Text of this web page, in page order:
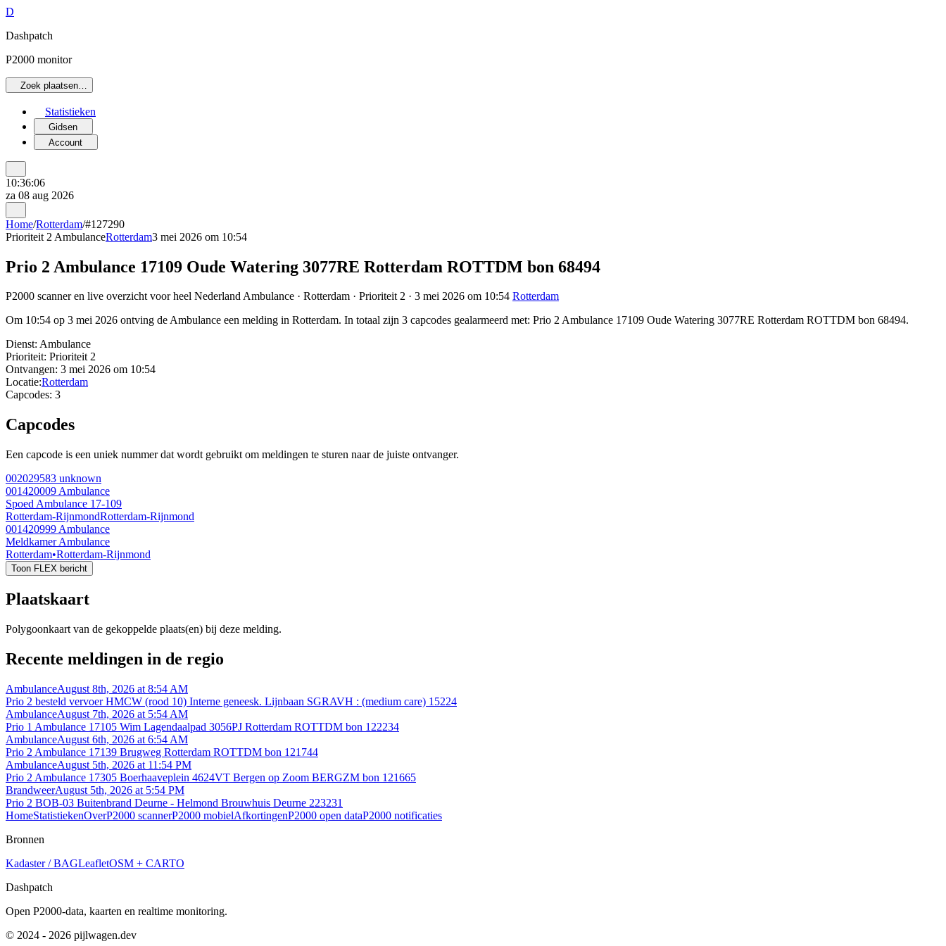
D
Dashpatch
P2000 monitor
Zoek plaatsen…
Statistieken
Gidsen
Account
10:36:06
za 08 aug 2026
Home/Rotterdam/#127290
Prioriteit 2 AmbulanceRotterdam3 mei 2026 om 10:54
Prio 2 Ambulance 17109 Oude Watering 3077RE Rotterdam ROTTDM bon 68494
P2000 scanner en live overzicht voor heel Nederland Ambulance · Rotterdam · Prioriteit 2 · 3 mei 2026 om 10:54 Rotterdam
Om 10:54 op 3 mei 2026 ontving de Ambulance een melding in Rotterdam. In totaal zijn 3 capcodes gealarmeerd met: Prio 2 Ambulance 17109 Oude Watering 3077RE Rotterdam ROTTDM bon 68494.
Dienst: Ambulance
Prioriteit: Prioriteit 2
Ontvangen: 3 mei 2026 om 10:54
Locatie:Rotterdam
Capcodes: 3
Capcodes
Een capcode is een uniek nummer dat wordt gebruikt om meldingen te sturen naar de juiste ontvanger.
002029583 unknown
001420009 Ambulance
Spoed Ambulance 17-109
Rotterdam-RijnmondRotterdam-Rijnmond
001420999 Ambulance
Meldkamer Ambulance
Rotterdam•Rotterdam-Rijnmond
Toon FLEX bericht
Plaatskaart
Polygoonkaart van de gekoppelde plaats(en) bij deze melding.
Recente meldingen in de regio
AmbulanceAugust 8th, 2026 at 8:54 AM
Prio 2 besteld vervoer HMCW (rood 10) Interne geneesk. Lijnbaan SGRAVH : (medium care) 15224
AmbulanceAugust 7th, 2026 at 5:54 AM
Prio 1 Ambulance 17105 Wim Lagendaalpad 3056PJ Rotterdam ROTTDM bon 122234
AmbulanceAugust 6th, 2026 at 6:54 AM
Prio 2 Ambulance 17139 Brugweg Rotterdam ROTTDM bon 121744
AmbulanceAugust 5th, 2026 at 11:54 PM
Prio 2 Ambulance 17305 Boerhaaveplein 4624VT Bergen op Zoom BERGZM bon 121665
BrandweerAugust 5th, 2026 at 5:54 PM
Prio 2 BOB-03 Buitenbrand Deurne - Helmond Brouwhuis Deurne 223231
HomeStatistiekenOverP2000 scannerP2000 mobielAfkortingenP2000 open dataP2000 notificaties
Bronnen
Kadaster / BAGLeafletOSM + CARTO
Dashpatch
Open P2000-data, kaarten en realtime monitoring.
© 2024 - 2026 pijlwagen.dev